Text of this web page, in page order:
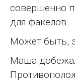
совершенно
для факелов.
Может быть,
Маша